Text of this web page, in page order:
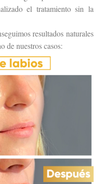
el tratamiento sin la
resultados naturales
de nuestros casos: